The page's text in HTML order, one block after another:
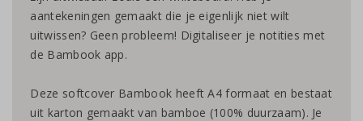
aantekeningen gemaakt die je eigenlijk niet wilt
uitwissen? Geen probleem! Digitaliseer je notities met
de Bambook app.
Deze softcover Bambook heeft A4 formaat en bestaat
uit karton gemaakt van bamboe (100% duurzaam). Je